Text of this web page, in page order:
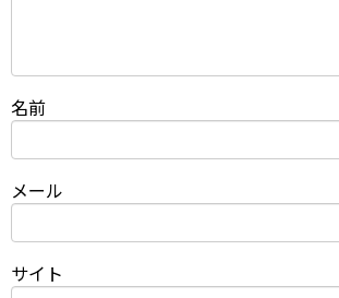
名前
メール
サイト